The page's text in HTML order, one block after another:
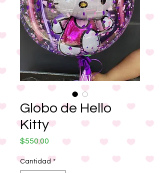
Globo de Hello
Kitty
$550.00 Precio
Cantidad *